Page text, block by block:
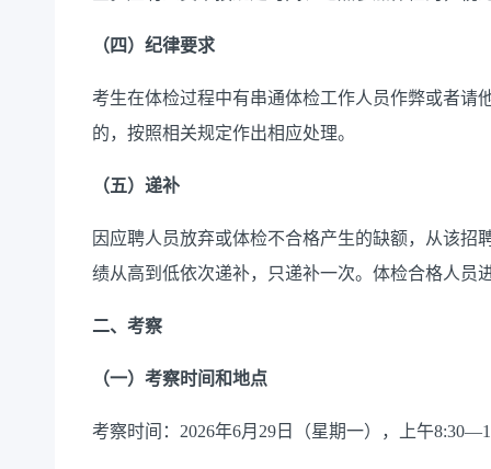
（四）纪律要求
考生在体检过程中有串通体检工作人员作弊或者请
的，按照相关规定作出相应处理。
（五）递补
因应聘人员放弃或体检不合格产生的缺额，从该招
绩从高到低依次递补，只递补一次。体检合格人员
二、考察
（一）考察时间和地点
考察时间：2026年6月29日（星期一），上午